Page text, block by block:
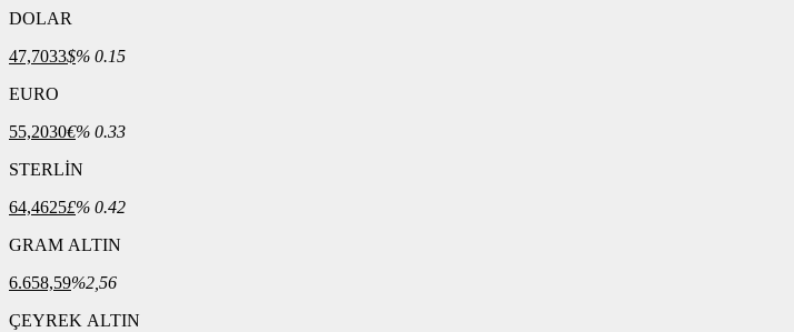
DOLAR
47,7033$% 0.15
EURO
55,2030€% 0.33
STERLİN
64,4625£% 0.42
GRAM ALTIN
6.658,59%2,56
ÇEYREK ALTIN